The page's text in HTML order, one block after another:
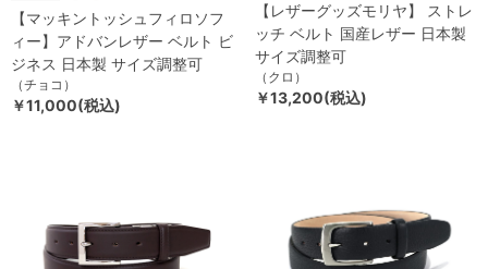
【マッキントッシュフィロソフ
ィー】アドバンレザー ベルト ビ
ジネス 日本製 サイズ調整可
（チョコ）
￥11,000(税込)
【レザーグッズモリヤ】 ストレ
ッチ ベルト 国産レザー 日本製
サイズ調整可
（クロ）
￥13,200(税込)